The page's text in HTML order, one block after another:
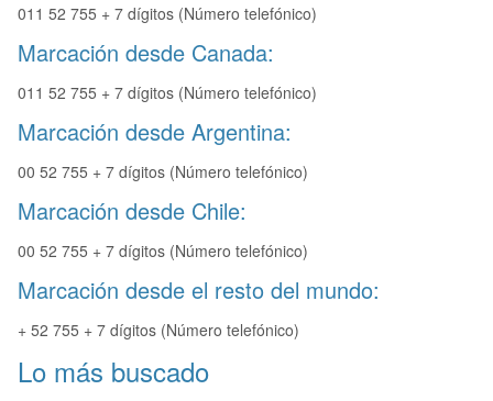
011 52 755 + 7 dígitos (Número telefónico)
Marcación desde Canada:
011 52 755 + 7 dígitos (Número telefónico)
Marcación desde Argentina:
00 52 755 + 7 dígitos (Número telefónico)
Marcación desde Chile:
00 52 755 + 7 dígitos (Número telefónico)
Marcación desde el resto del mundo:
+ 52 755 + 7 dígitos (Número telefónico)
Lo más buscado